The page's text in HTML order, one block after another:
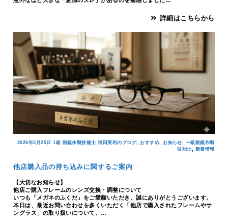
詳細はこちらから
2026年3月25日 1級 眼鏡作製技能士 福田実利のブログ, おすすめ お知らせ
一級眼鏡作製
技能士
新着情報
他店購入品の持ち込みに関するご案内
【大切なお知らせ】
他店ご購入フレームのレンズ交換・調整について
いつも「メガネのふくだ」をご愛顧いただき、誠にありがとうございます。
本日は、最近お問い合わせを多くいただく「他店で購入されたフレームやサ
ングラス」の取り扱いについて、…